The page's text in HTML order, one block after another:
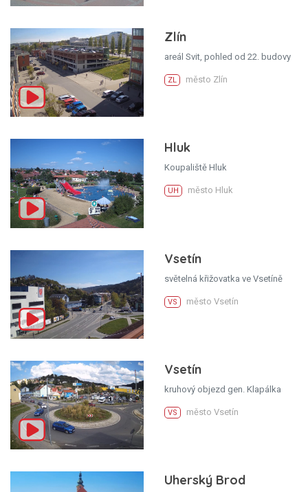
Zlín
areál Svit, pohled od 22. budovy
ZL město Zlín
Hluk
Koupaliště Hluk
UH město Hluk
Vsetín
světelná křižovatka ve Vsetíně
VS město Vsetín
Vsetín
kruhový objezd gen. Klapálka
VS město Vsetín
Uherský Brod